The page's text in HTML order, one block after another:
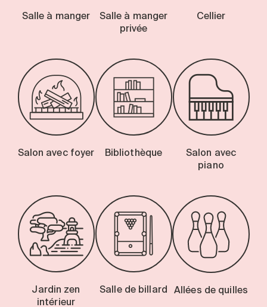
Salle à manger
Salle à manger
privée
Cellier
Salon avec foyer Bibliothèque
Salon avec
piano
Jardin zen
intérieur
Salle de billard Allées de quilles